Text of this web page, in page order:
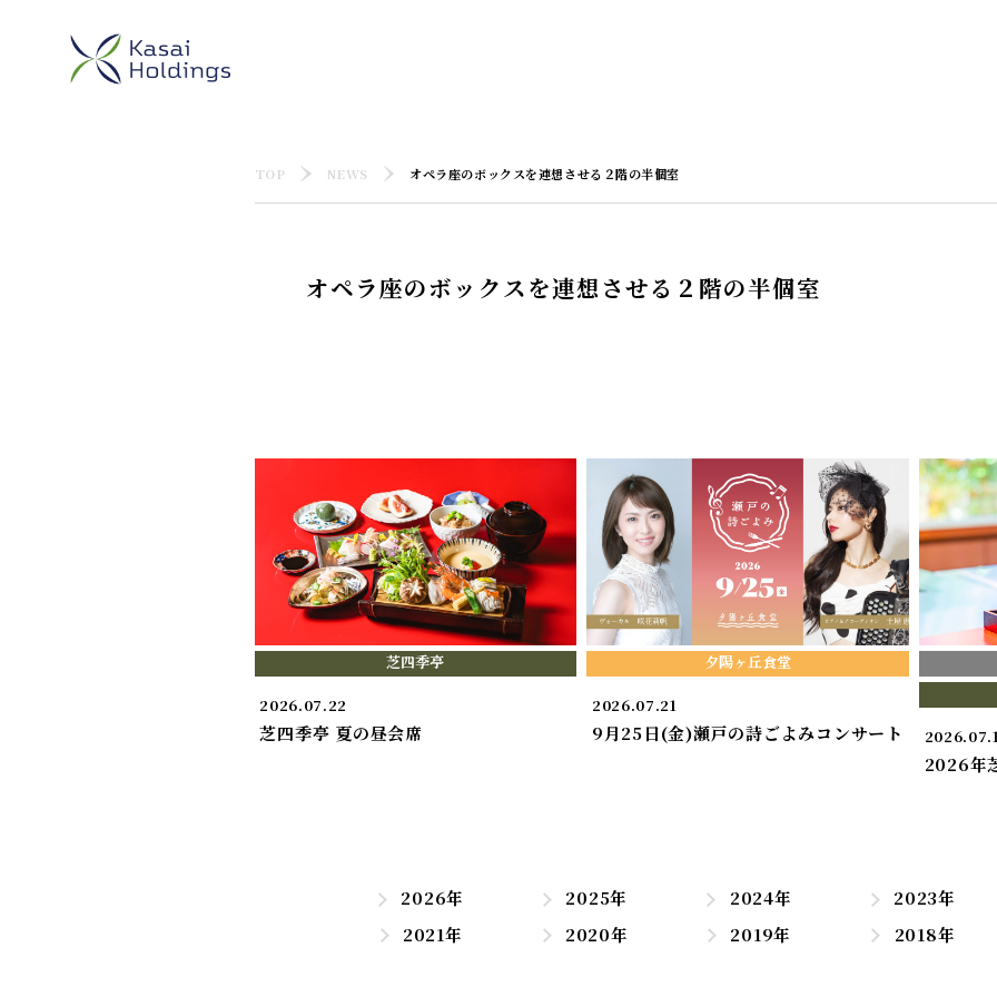
TOP NEWS オペラ座のボックスを連想させる２階の半個室
オペラ座のボックスを連想させる２階の半個室
芝四季亭
2026.07.22
芝四季亭 夏の昼会席
夕陽ヶ丘食堂
2026.07.21
9月25日(金)瀬戸の詩ごよみコンサート
2026年
2026年 2025年 2024年
2023年
2021年
2020年 2019年 2018年